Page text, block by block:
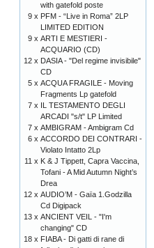
with gatefold poste
9 x PFM - “Live in Roma” 2LP
LIMITED EDITION
9 x ARTI E MESTIERI -
ACQUARIO (CD)
12 x DASIA - "Del regime invisibile"
CD
5 x ACQUA FRAGILE - Moving
Fragments Lp gatefold
7 x IL TESTAMENTO DEGLI
ARCADI "s/t" LP Limited
7 x AMBIGRAM - Ambigram Cd
6 x ACCORDO DEI CONTRARI -
Violato Intatto 2Lp
11 x K & J Tippett, Capra Vaccina,
Tofani - A Mid Autumn Night’s
Drea
12 x AUDIO’M - Gaïa 1.Godzilla
Cd Digipack
13 x ANCIENT VEIL - "I'm
changing" CD
18 x FIABA - Di gatti di rane di